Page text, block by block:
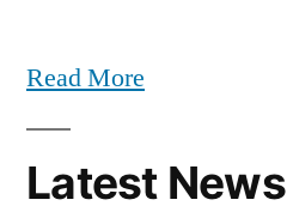
Read More
Latest News